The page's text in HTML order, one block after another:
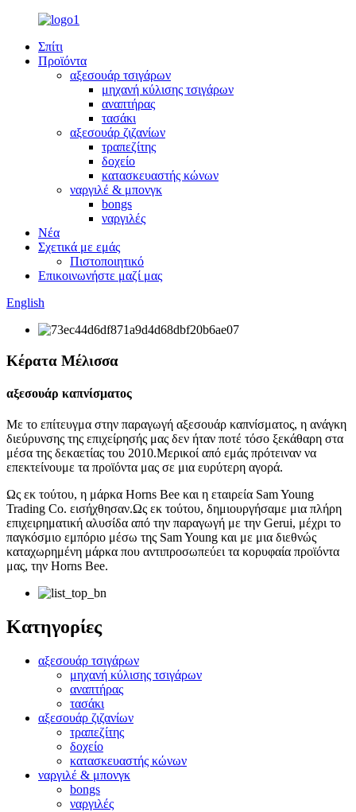
Σπίτι
Προϊόντα
αξεσουάρ τσιγάρων
μηχανή κύλισης τσιγάρων
αναπτήρας
τασάκι
αξεσουάρ ζιζανίων
τραπεζίτης
δοχείο
κατασκευαστής κώνων
ναργιλέ & μπονγκ
bongs
ναργιλές
Νέα
Σχετικά με εμάς
Πιστοποιητικό
Επικοινωνήστε μαζί μας
English
Κέρατα Μέλισσα
αξεσουάρ καπνίσματος
Με το επίτευγμα στην παραγωγή αξεσουάρ καπνίσματος, η ανάγκη
διεύρυνσης της επιχείρησής μας δεν ήταν ποτέ τόσο ξεκάθαρη στα
μέσα της δεκαετίας του 2010.Μερικοί από εμάς πρότειναν να
επεκτείνουμε τα προϊόντα μας σε μια ευρύτερη αγορά.
Ως εκ τούτου, η μάρκα Horns Bee και η εταιρεία Sam Young
Trading Co. εισήχθησαν.Ως εκ τούτου, δημιουργήσαμε μια πλήρη
επιχειρηματική αλυσίδα από την παραγωγή με την Gerui, μέχρι το
παγκόσμιο εμπόριο μέσω της Sam Young και με μια διεθνώς
καταχωρημένη μάρκα που αντιπροσωπεύει τα κορυφαία προϊόντα
μας, την Horns Bee.
Κατηγορίες
αξεσουάρ τσιγάρων
μηχανή κύλισης τσιγάρων
αναπτήρας
τασάκι
αξεσουάρ ζιζανίων
τραπεζίτης
δοχείο
κατασκευαστής κώνων
ναργιλέ & μπονγκ
bongs
ναργιλές